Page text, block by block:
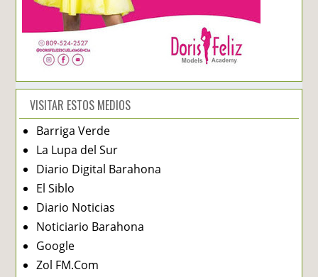
VISITAR ESTOS MEDIOS
Barriga Verde
La Lupa del Sur
Diario Digital Barahona
El Siblo
Diario Noticias
Noticiario Barahona
Google
Zol FM.Com